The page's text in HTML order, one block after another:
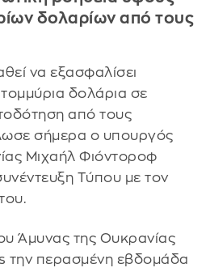
δολαρίων από τους
να εξασφαλίσει
δολάρια σε
από τους
σήμερα ο υπουργός
Μιχαήλ Φιόντοροφ
Τύπου με τον
Άμυνας της Ουκρανίας
την περασμένη εβδομάδα